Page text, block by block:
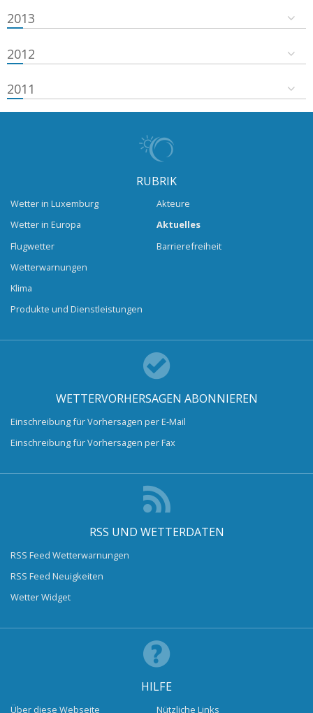
2013
2012
2011
RUBRIK
Wetter in Luxemburg
Wetter in Europa
Flugwetter
Wetterwarnungen
Klima
Produkte und Dienstleistungen
Akteure
Aktuelles
Barrierefreiheit
WETTERVORHERSAGEN ABONNIEREN
Einschreibung für Vorhersagen per E-Mail
Einschreibung für Vorhersagen per Fax
RSS UND WETTERDATEN
RSS Feed Wetterwarnungen
RSS Feed Neuigkeiten
Wetter Widget
HILFE
Über diese Webseite Nützliche Links